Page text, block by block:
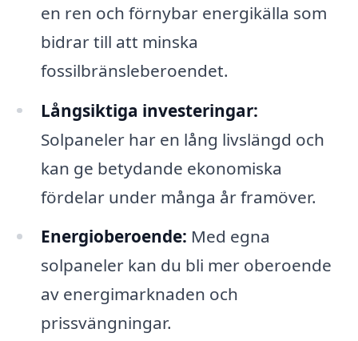
en ren och förnybar energikälla som
bidrar till att minska
fossilbränsleberoendet.
Långsiktiga investeringar:
Solpaneler har en lång livslängd och
kan ge betydande ekonomiska
fördelar under många år framöver.
Energioberoende: Med egna
solpaneler kan du bli mer oberoende
av energimarknaden och
prissvängningar.